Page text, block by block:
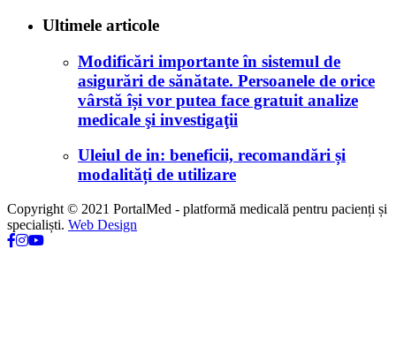
Ultimele articole
Modificări importante în sistemul de
asigurări de sănătate. Persoanele de orice
vârstă își vor putea face gratuit analize
medicale şi investigaţii
Uleiul de in: beneficii, recomandări și
modalități de utilizare
Copyright © 2021 PortalMed - platformă medicală pentru pacienți și
specialiști. Web Design